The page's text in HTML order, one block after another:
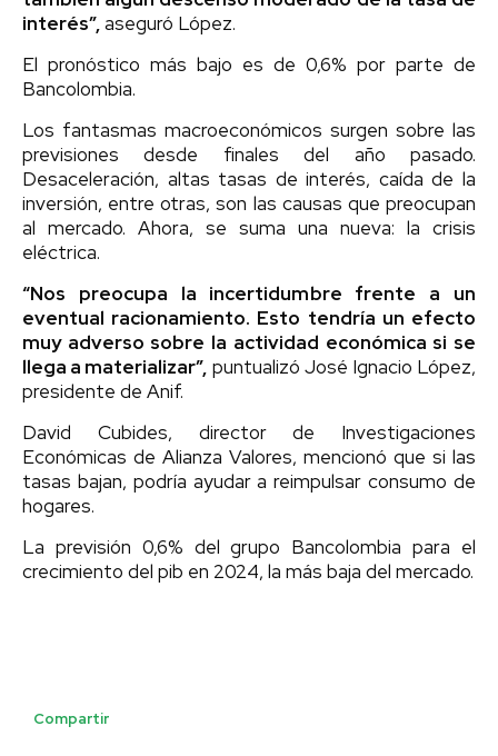
interés”,aseguró López.
El pronóstico más bajo es de 0,6% por parte de
Bancolombia.
Los fantasmas macroeconómicos surgen sobre las
previsiones desde finales del año pasado.
Desaceleración, altas tasas de interés, caída de la
inversión, entre otras, son las causas que preocupan
al mercado. Ahora, se suma una nueva: la crisis
eléctrica.
“Nos preocupa la incertidumbre frente a un
eventual racionamiento. Esto tendría un efecto
muy adverso sobre la actividad económica si se
llega a materializar”, puntualizó José Ignacio López,
presidente de Anif.
David Cubides, director de Investigaciones
Económicas de Alianza Valores, mencionó que si las
tasas bajan, podría ayudar a reimpulsar consumo de
hogares.
La previsión 0,6% del grupo Bancolombia para el
crecimiento del pib en 2024, la más baja del mercado.
Compartir